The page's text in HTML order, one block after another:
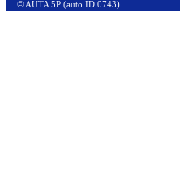
© AUTA 5P (auto ID 0743)